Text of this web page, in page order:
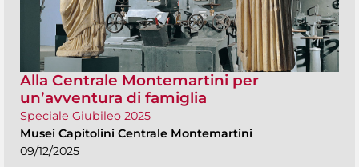
Alla Centrale Montemartini per
un’avventura di famiglia
Speciale Giubileo 2025
Musei Capitolini Centrale Montemartini
09/12/2025